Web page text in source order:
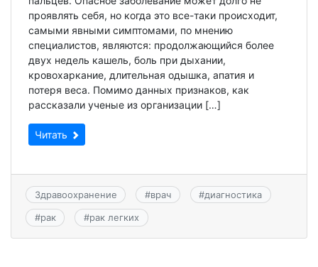
проявлять себя, но когда это все-таки происходит,
самыми явными симптомами, по мнению
специалистов, являются: продолжающийся более
двух недель кашель, боль при дыхании,
кровохаркание, длительная одышка, апатия и
потеря веса. Помимо данных признаков, как
рассказали ученые из организации […]
Читать
Здравоохранение #врач #диагностика
#рак #рак легких